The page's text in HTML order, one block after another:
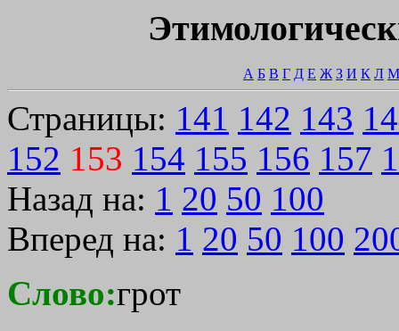
А Б В Г Д Е Ж З И К Л М
Страницы: 141 142 143
152 153 154 155 156 157
Назад на: 1 20 50 100
Вперед на: 1 20 50 100
Слово:грот